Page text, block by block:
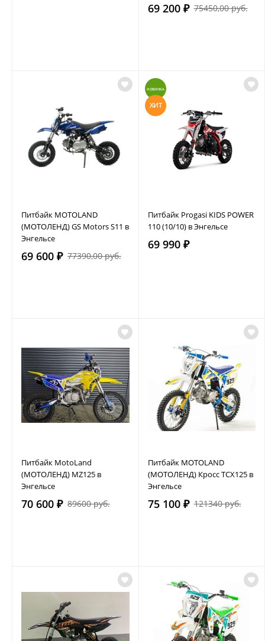
69 200 ₽ 75450,00 руб.
Питбайк MOTOLAND
(МОТОЛЕНД) GS Motors S11 в
Энгельсе
69 600 ₽ 77390,00 руб.
НОВИНКА
ХИТ
Питбайк Progasi KIDS POWER
110 (10/10) в Энгельсе
69 990 ₽
Питбайк MotoLand
(МОТОЛЕНД) MZ125 в
Энгельсе
70 600 ₽ 89600 руб.
Питбайк MOTOLAND
(МОТОЛЕНД) Кросс TCX125 в
Энгельсе
75 100 ₽ 121340 руб.